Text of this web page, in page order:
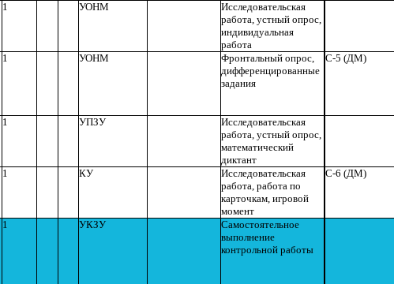
1 УОНМ
Исследовательская
работа, устный опрос,
индивидуальная
работа
1 УОНМ
Фронтальный опрос,
дифференцированные
задания
С-5 (ДМ)
1 УПЗУ
Исследовательская
работа, устный опрос,
математический
диктант
1 КУ
Исследовательская
работа, работа по
карточкам, игровой
момент
С-6 (ДМ)
1 УКЗУ
Самостоятельное
выполнение
контрольной работы